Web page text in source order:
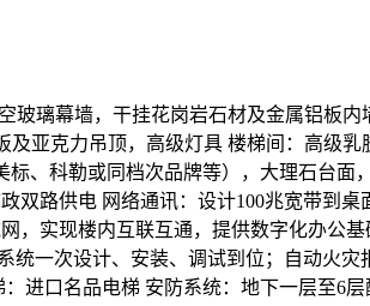
玻璃幕墙，干挂花岗岩石材及金属铝板
亚克力吊顶，高级灯具 楼梯间：高级
、科勒或同档次品牌等），大理石台
路供电 网络通讯：设计100兆宽带到
，实现楼内互联互通，提供数字化办公
一次设计、安装、调试到位；自动火
进口名品电梯 安防系统：地下一层至6